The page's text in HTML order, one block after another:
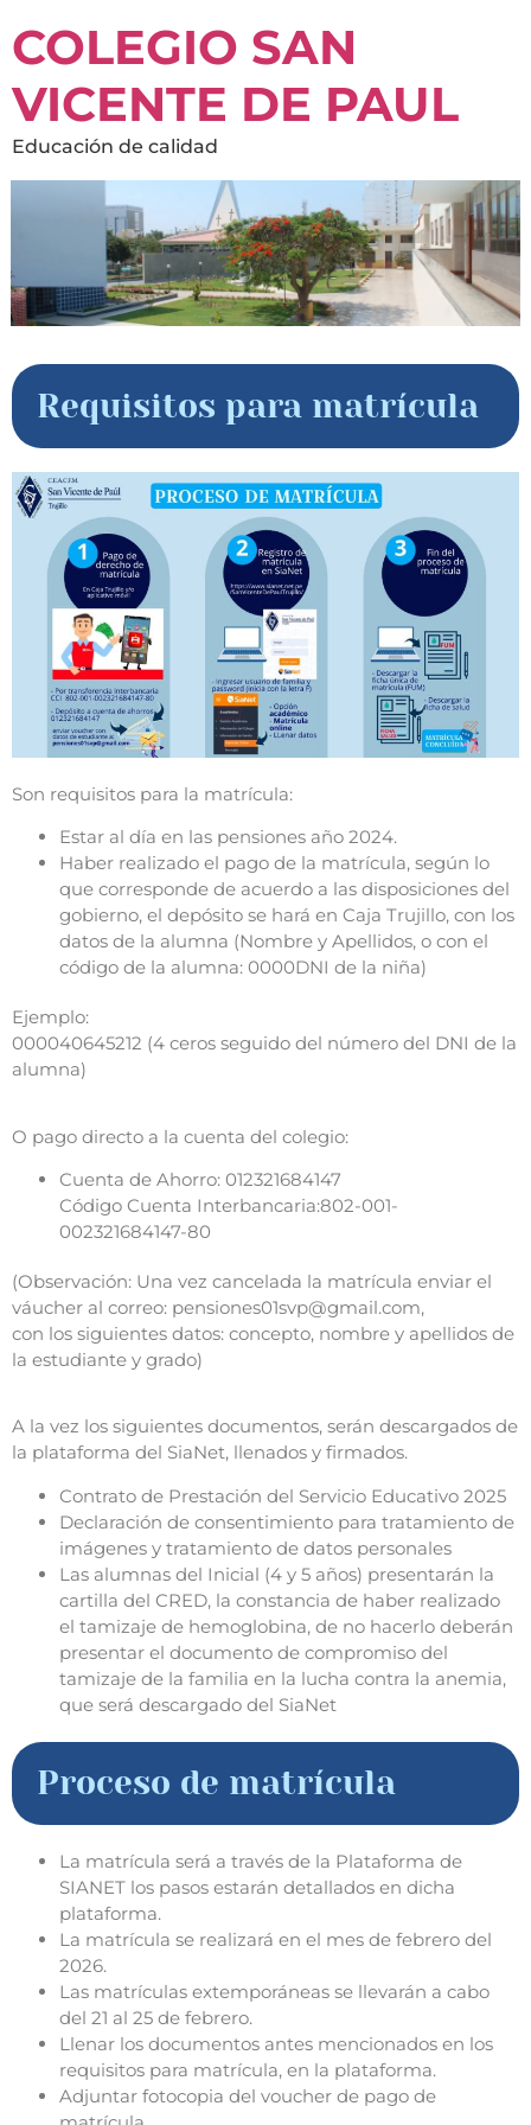
COLEGIO SAN
VICENTE DE PAUL
Educación de calidad
Requisitos para matrícula
Son requisitos para la matrícula:
Estar al día en las pensiones año 2024.
Haber realizado el pago de la matrícula, según lo
que corresponde de acuerdo a las disposiciones del
gobierno, el depósito se hará en Caja Trujillo, con los
datos de la alumna (Nombre y Apellidos, o con el
código de la alumna: 0000DNI de la niña)
Ejemplo:
000040645212 (4 ceros seguido del número del DNI de la
alumna)
O pago directo a la cuenta del colegio:
Cuenta de Ahorro: 012321684147
Código Cuenta Interbancaria:802-001-
002321684147-80
(Observación: Una vez cancelada la matrícula enviar el
váucher al correo: pensiones01svp@gmail.com,
con los siguientes datos: concepto, nombre y apellidos de
la estudiante y grado)
A la vez los siguientes documentos, serán descargados de
la plataforma del SiaNet, llenados y firmados.
Contrato de Prestación del Servicio Educativo 2025
Declaración de consentimiento para tratamiento de
imágenes y tratamiento de datos personales
Las alumnas del Inicial (4 y 5 años) presentarán la
cartilla del CRED, la constancia de haber realizado
el tamizaje de hemoglobina, de no hacerlo deberán
presentar el documento de compromiso del
tamizaje de la familia en la lucha contra la anemia,
que será descargado del SiaNet
Proceso de matrícula
La matrícula será a través de la Plataforma de
SIANET los pasos estarán detallados en dicha
plataforma.
La matrícula se realizará en el mes de febrero del
2026.
Las matrículas extemporáneas se llevarán a cabo
del 21 al 25 de febrero.
Llenar los documentos antes mencionados en los
requisitos para matrícula, en la plataforma.
Adjuntar fotocopia del voucher de pago de